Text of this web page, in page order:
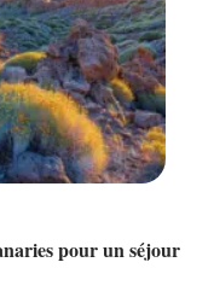
pour un séjour